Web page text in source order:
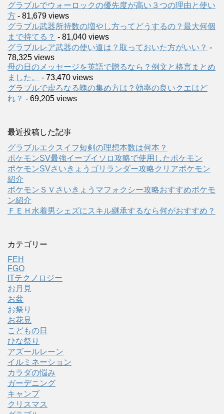
グラブルでウォーロックの優先度が高い３つの理由と使い
方 - 81,679 views
グラブル武器所持数の増やし方ってどうするの？最大何個
まで持てる？ - 81,040 views
グラブルレア武器の使い道は？取っておいた方がいい？ -
78,325 views
母の日のメッセージを英語で贈るなら？例文と格言まとめ
ました。
- 73,470 views
グラブルで虚ろなる魄の集め方は？効率の良いクエはど
れ？ - 69,205 views
最近投稿した記事
グラブルエクスイフ短剣の理想本数は何本？
ポケモンSV最強イーブイソロ攻略で使用したポケモン
ポケモンSVさいきょうゴリランダー攻略クリアポケモン
紹介
ポケモンＳＶさいきょうマフォクシー攻略おすすめポケモ
ン紹介
ＦＥＨ水着男シェズにスキル継承するなら何がおすすめ？
カテゴリー
FEH
FGO
ITテクノロジー
お月見
お盆
お祭り
お花見
こどもの日
ひな祭り
アズールレーン
イルミネーション
カラダの悩み
ガーデニング
キャンプ
クリスマス